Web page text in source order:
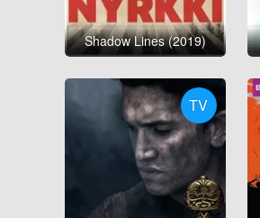
Shadow Lines (2019)
TV